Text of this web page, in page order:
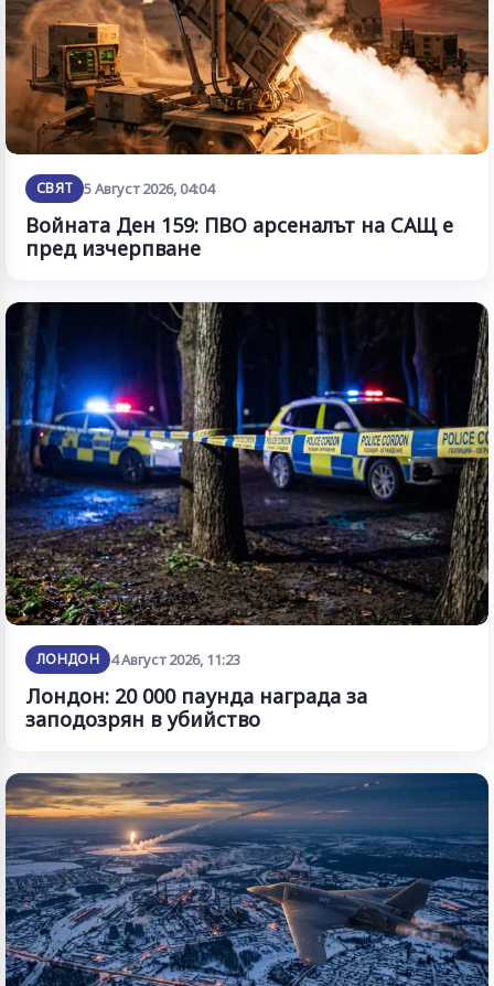
СВЯТ 5 Август 2026, 04:04
Войната Ден 159: ПВО арсеналът на САЩ е
пред изчерпване
ЛОНДОН 4 Август 2026, 11:23
Лондон: 20 000 паунда награда за
заподозрян в убийство